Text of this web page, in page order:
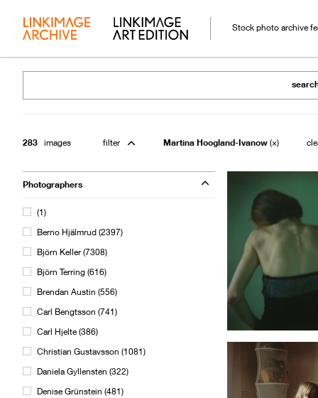
Stock photo archive
283 images filter Martina Hoogland-Ivanow
Photographers
(1)
Berno Hjälmrud (2397)
Björn Keller (7308)
Björn Terring (616)
Brendan Austin (556)
Carl Bengtsson (741)
Carl Hjelte(386)
Christian Gustavsson (1081)
Daniela Gyllensten (322)
Denise Grünstein (481)